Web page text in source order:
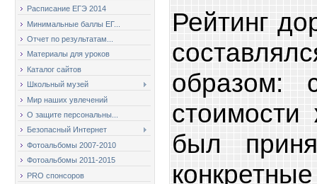
Расписание ЕГЭ 2014
Минимальные баллы ЕГ...
Отчет по результатам...
Материалы для уроков
Каталог сайтов
Школьный музей
Мир наших увлечений
О защите персональны...
Безопасный Интернет
Фотоальбомы 2007-2010
Фотоальбомы 2011-2015
PRO спонсоров
Рейтинг
образом:
был